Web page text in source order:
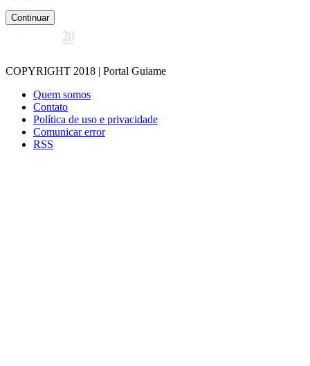
Continuar
COPYRIGHT 2018 | Portal Guiame
Quem somos
Contato
Política de uso e privacidade
Comunicar error
RSS